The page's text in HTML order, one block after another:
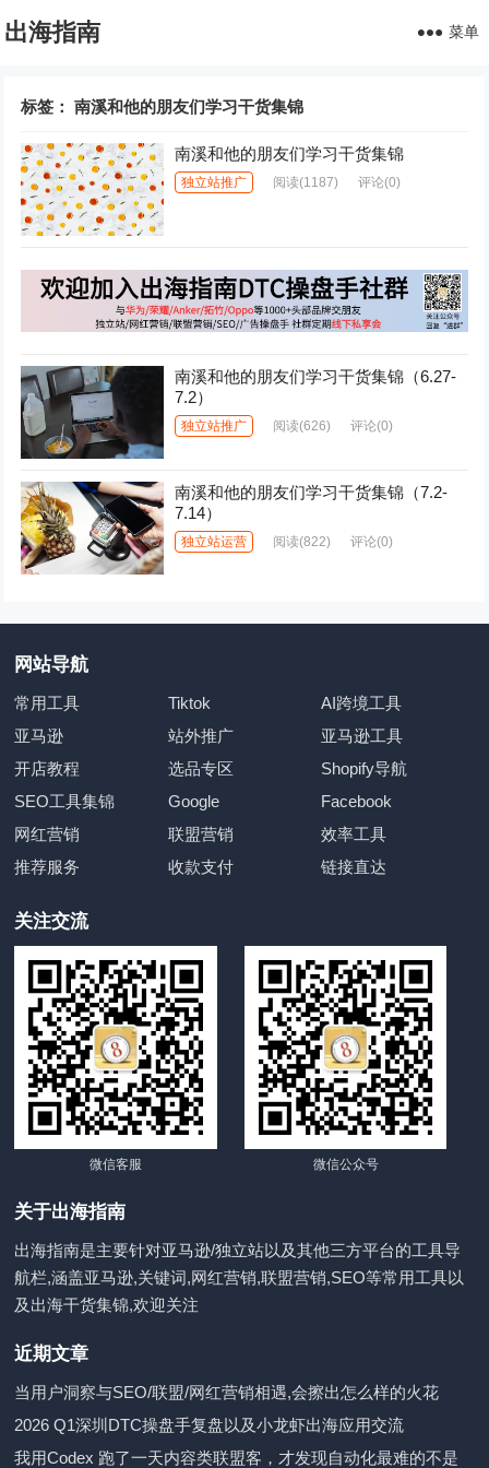
出海指南 菜单
标签：南溪和他的朋友们学习干货集锦
南溪和他的朋友们学习干货集锦
独立站推广 阅读(1187) 评论(0)
南溪和他的朋友们学习干货集锦（6.27-
7.2）
独立站推广 阅读(626) 评论(0)
南溪和他的朋友们学习干货集锦（7.2-
7.14）
独立站运营 阅读(822) 评论(0)
网站导航
常用工具 Tiktok
AI跨境工具
亚马逊
站外推广
亚马逊工具
开店教程
选品专区
Shopify导航
SEO工具集锦
Google
Facebook
网红营销
联盟营销
效率工具
推荐服务
收款支付 链接直达
关注交流
微信客服 微信公众号
关于出海指南
出海指南是主要针对亚马逊/独立站以及其他三方平台的工具导
航栏,涵盖亚马逊,关键词,网红营销,联盟营销,SEO等常用工具以
及出海干货集锦,欢迎关注
近期文章
当用户洞察与SEO/联盟/网红营销相遇,会擦出怎么样的火花
2026 Q1深圳DTC操盘手复盘以及小龙虾出海应用交流
我用Codex 跑了一天内容类联盟客，才发现自动化最难的不是